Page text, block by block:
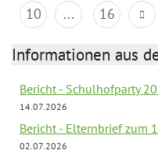
10
... 16
Informationen aus
Bericht - Schulhofparty
14.07.2026
Bericht - Elternbrief zum
02.07.2026